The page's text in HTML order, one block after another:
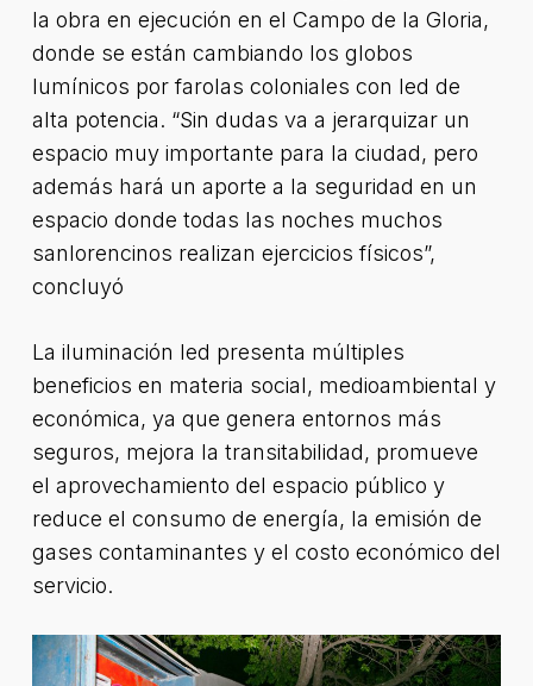
la obra en ejecución en el Campo de la Gloria,
donde se están cambiando los globos
lumínicos por farolas coloniales con led de
alta potencia. “Sin dudas va a jerarquizar un
espacio muy importante para la ciudad, pero
además hará un aporte a la seguridad en un
espacio donde todas las noches muchos
sanlorencinos realizan ejercicios físicos”,
concluyó
La iluminación led presenta múltiples
beneficios en materia social, medioambiental y
económica, ya que genera entornos más
seguros, mejora la transitabilidad, promueve
el aprovechamiento del espacio público y
reduce el consumo de energía, la emisión de
gases contaminantes y el costo económico del
servicio.